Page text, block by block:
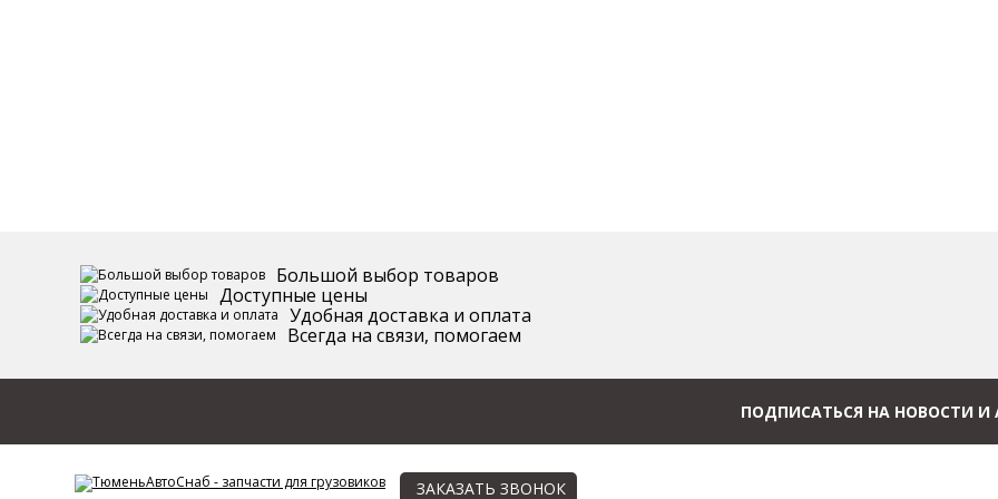
Большой выбор товаров
Доступные цены
Удобная доставка и оплата
Всегда на связи, помогаем
ПОДПИСАТЬСЯ НА НОВОСТИ И
ЗАКАЗАТЬ ЗВОНОК